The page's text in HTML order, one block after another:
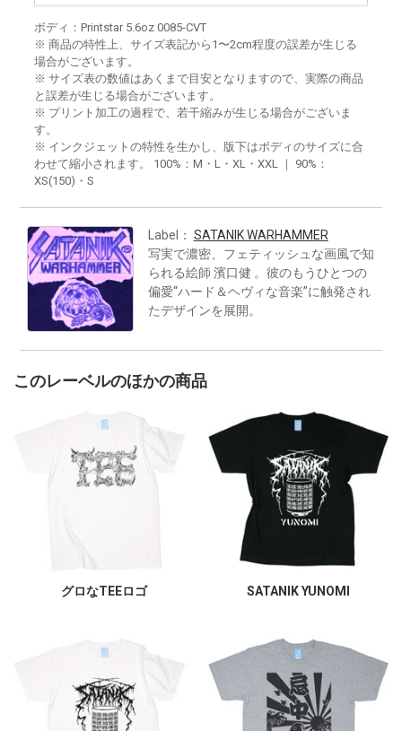
ボディ：Printstar 5.6oz 0085-CVT
※ 商品の特性上、サイズ表記から1〜2cm程度の誤差が生じる
場合がございます。
※ サイズ表の数値はあくまで目安となりますので、実際の商品
と誤差が生じる場合がございます。
※ プリント加工の過程で、若干縮みが生じる場合がございま
す。
※ インクジェットの特性を生かし、版下はボディのサイズに合
わせて縮小されます。 100%：M・L・XL・XXL ｜ 90%：
XS(150)・S
Label： SATANIK WARHAMMER
写実で濃密、フェティッシュな画風で知
られる絵師 濱口健 。彼のもうひとつの
偏愛“ハード＆ヘヴィな音楽”に触発され
たデザインを展開。
このレーベルのほかの商品
グロなTEEロゴ SATANIK YUNOMI